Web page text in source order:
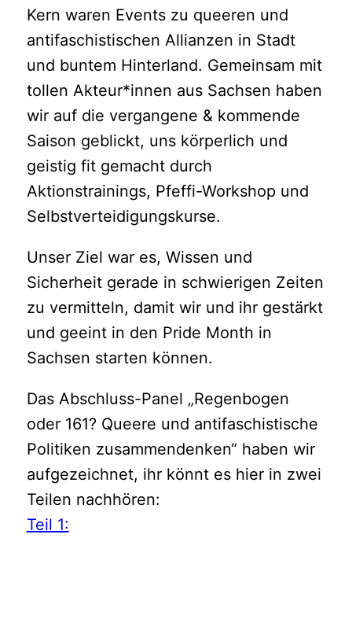
Kern waren Events zu queeren und
antifaschistischen Allianzen in Stadt
und buntem Hinterland. Gemeinsam mit
tollen Akteur*innen aus Sachsen haben
wir auf die vergangene & kommende
Saison geblickt, uns körperlich und
geistig fit gemacht durch
Aktionstrainings, Pfeffi-Workshop und
Selbstverteidigungskurse.
Unser Ziel war es, Wissen und
Sicherheit gerade in schwierigen Zeiten
zu vermitteln, damit wir und ihr gestärkt
und geeint in den Pride Month in
Sachsen starten können.
Das Abschluss-Panel „Regenbogen
oder 161? Queere und antifaschistische
Politiken zusammendenken“ haben wir
aufgezeichnet, ihr könnt es hier in zwei
Teilen nachhören:
Teil 1: